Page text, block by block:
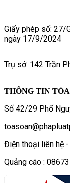
Giấy phép số: 27/
ngày 17/9/2024
Trụ sở: 142 Trần
THÔNG TIN
Số 42/29 Phố
Điện thoại liên hệ
Quảng cáo :